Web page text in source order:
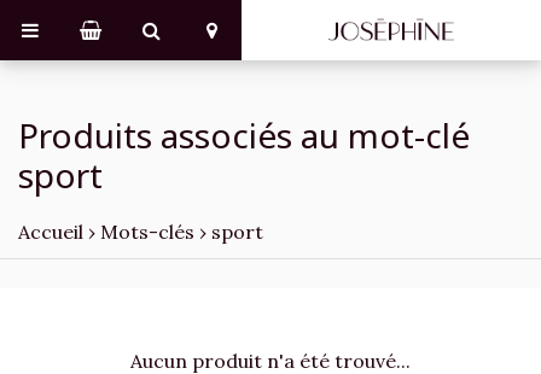
Produits associés au mot-clé
sport
Accueil › Mots-clés › sport
Aucun produit n'a été trouvé...